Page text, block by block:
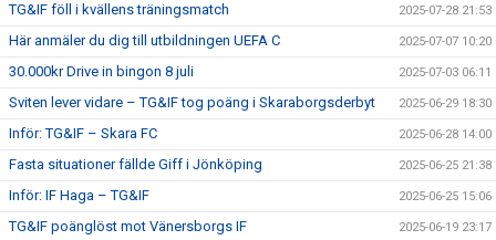
TG&IF föll i kvällens träningsmatch 2025-07-28 21:53
Här anmäler du dig till utbildningen UEFA C 2025-07-07 10:20
30.000kr Drive in bingon 8 juli 2025-07-03 06:11
Sviten lever vidare – TG&IF tog poäng i Skaraborgsderbyt 2025-06-29 18:30
Inför: TG&IF – Skara FC 2025-06-28 14:00
Fasta situationer fällde Giff i Jönköping 2025-06-25 21:38
Inför: IF Haga – TG&IF 2025-06-25 15:06
TG&IF poänglöst mot Vänersborgs IF 2025-06-19 23:17